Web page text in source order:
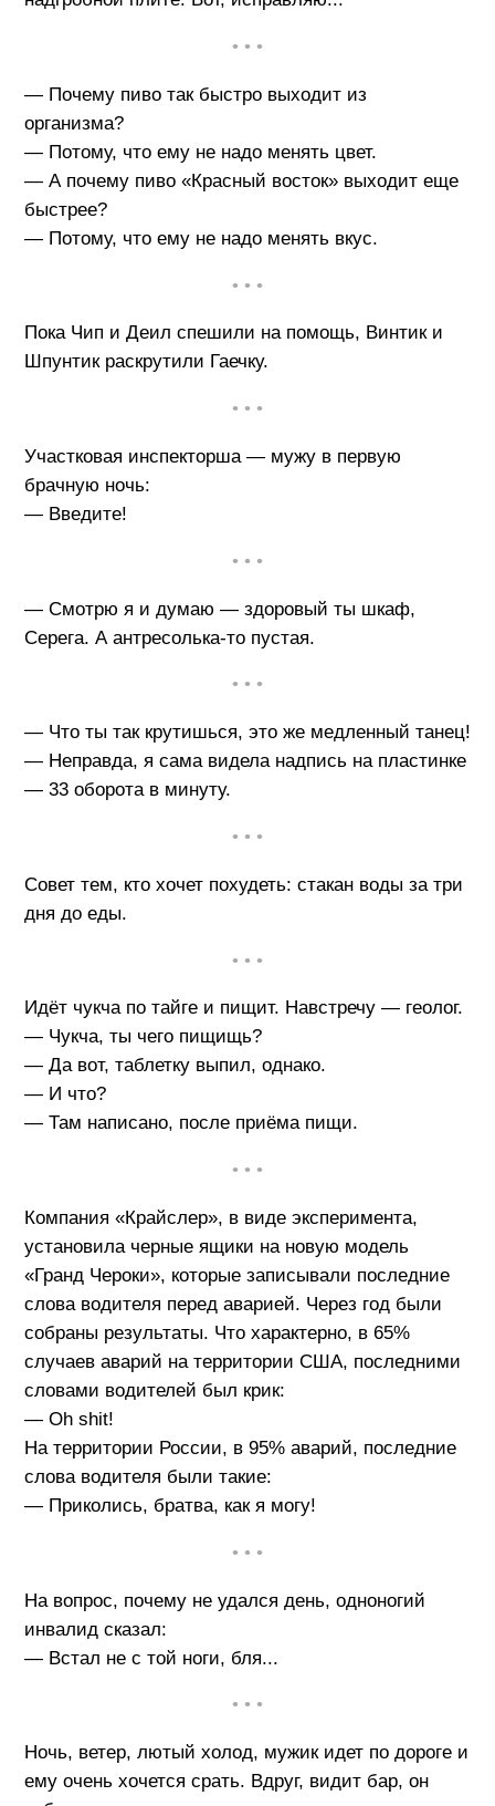
• • •
— Почему пиво так быстро выходит из
организма?
— Потому, что ему не надо менять цвет.
— А почему пиво «Красный восток» выходит еще
быстрее?
— Потому, что ему не надо менять вкус.
• • •
Пока Чип и Деил спешили на помощь, Винтик и
Шпунтик раскрутили Гаечку.
• • •
Участковая инспекторша — мужу в первую
брачную ночь:
— Введите!
• • •
— Смотрю я и думаю — здоровый ты шкаф,
Серега. А антресолька-то пустая.
• • •
— Что ты так крутишься, это же медленный танец!
— Неправда, я сама видела надпись на пластинке
— 33 оборота в минуту.
• • •
Совет тем, кто хочет похудеть: стакан воды за три
дня до еды.
• • •
Идёт чукча по тайге и пищит. Навстречу — геолог.
— Чукча, ты чего пищищь?
— Да вот, таблетку выпил, однако.
— И что?
— Там написано, после приёма пищи.
• • •
Компания «Крайслер», в виде эксперимента,
установила черные ящики на новую модель
«Гранд Чероки», которые записывали последние
слова водителя перед аварией. Через год были
собраны результаты. Что характерно, в 65%
случаев аварий на территории США, последними
словами водителей был крик:
— Oh shit!
На территории России, в 95% аварий, последние
слова водителя были такие:
— Приколись, братва, как я могу!
• • •
На вопрос, почему не удался день, одноногий
инвалид сказал:
— Встал не с той ноги, бля...
• • •
Ночь, ветер, лютый холод, мужик идет по дороге и
ему очень хочется срать. Вдруг, видит бар, он